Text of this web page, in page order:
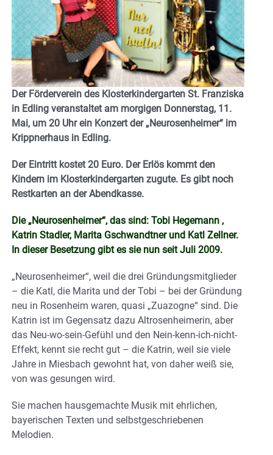
Der Förderverein des Klosterkindergarten St. Franziska
in Edling veranstaltet am morgigen Donnerstag, 11.
Mai, um 20 Uhr ein Konzert der „Neurosenheimer“ im
Krippnerhaus in Edling.
Der Eintritt kostet 20 Euro. Der Erlös kommt den
Kindern im Klosterkindergarten zugute. Es gibt noch
Restkarten an der Abendkasse.
Die „Neurosenheimer“, das sind: Tobi Hegemann ,
Katrin Stadler, Marita Gschwandtner und Katl Zellner.
In dieser Besetzung gibt es sie nun seit Juli 2009.
„Neurosenheimer“, weil die drei Gründungsmitglieder
– die Katl, die Marita und der Tobi – bei der Gründung
neu in Rosenheim waren, quasi „Zuazogne“ sind. Die
Katrin ist im Gegensatz dazu Altrosenheimerin, aber
das Neu-wo-sein-Gefühl und den Nein-kenn-ich-nicht-
Effekt, kennt sie recht gut – die Katrin, weil sie viele
Jahre in Miesbach gewohnt hat, von daher weiß sie,
von was gesungen wird.
Sie machen hausgemachte Musik mit ehrlichen,
bayerischen Texten und selbstgeschriebenen
Melodien.